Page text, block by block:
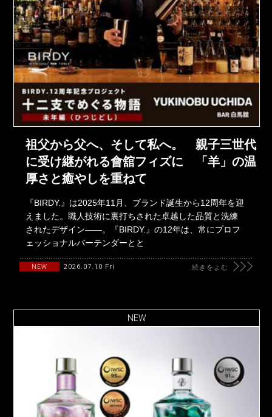
祖父から父へ、そして私へ。 親子三世代
に受け継がれる會舘フィズに 「羊」の温
厚さと癒やしを重ねて
『BIRDY.』は2025年11月、ブランド誕生から12周年を迎
えました。職人技術に裏打ちされた卓越した品質と洗練
されたデザイン――。『BIRDY.』の12年は、常にプロフ
ェッショナルバーテンダーとと
NEW 2026.07.10 Fri 続きをよむ
NEW